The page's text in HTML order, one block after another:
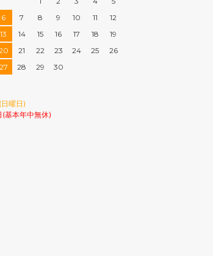
6
7 8 9 10 11
12
13
14 15 16 17 18
19
21 22 23 24 25
26
27
28 29 30
曜日)
基本年中無休)